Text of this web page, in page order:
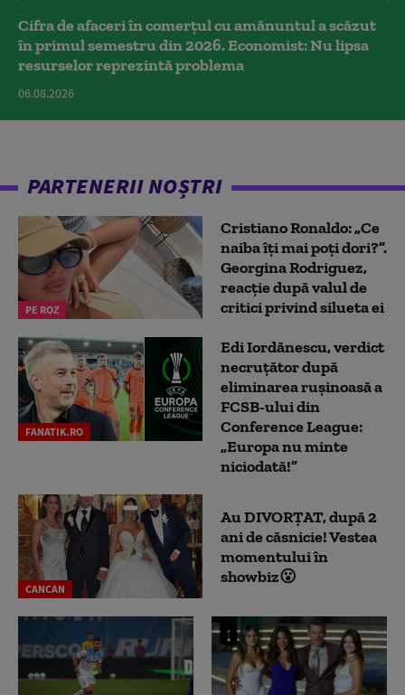
Cifra de afaceri în comerțul cu amănuntul a scăzut
în primul semestru din 2026. Economist: Nu lipsa
resurselor reprezintă problema
06.08.2026
PARTENERII NOȘTRI
PE ROZ
Cristiano Ronaldo: „Ce
naiba îți mai poți dori?”.
Georgina Rodriguez,
reacție după valul de
critici privind silueta ei
FANATIK.RO
Edi Iordănescu, verdict
necruțător după
eliminarea rușinoasă a
FCSB-ului din
Conference League:
„Europa nu minte
niciodată!”
CANCAN
Au DIVORȚAT, după 2
ani de căsnicie! Vestea
momentului în
showbiz😮